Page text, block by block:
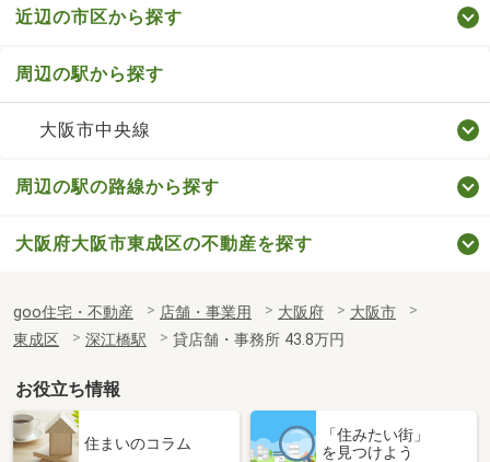
近辺の市区から探す
周辺の駅から探す
大阪市中央線
周辺の駅の路線から探す
大阪府大阪市東成区の不動産を探す
goo住宅・不動産 店舗・事業用 大阪府
大阪市
東成区
深江橋駅 貸店舗・事務所 43.8万円
お役立ち情報
住まいのコラム
「住みたい街」
を見つけよう